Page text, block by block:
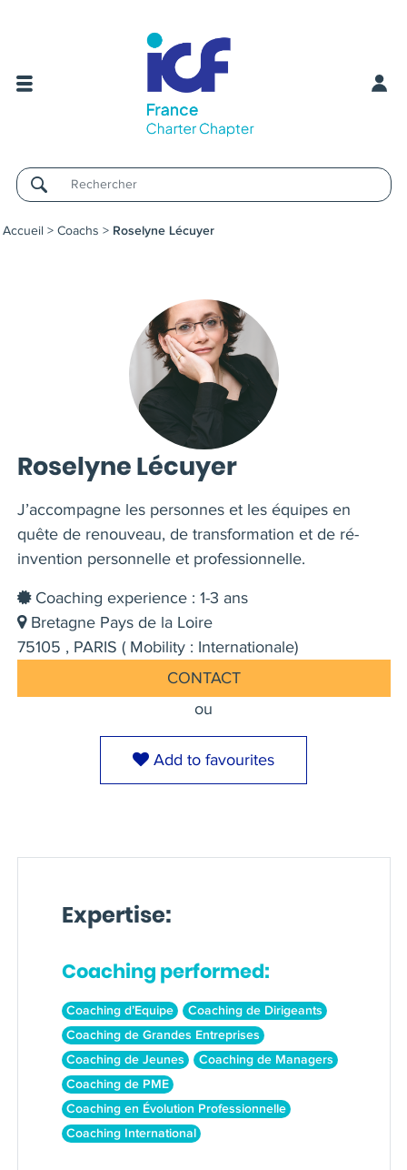
Username
Accueil > Coachs > Roselyne Lécuyer
Roselyne Lécuyer
J’accompagne les personnes et les équipes en
quête de renouveau, de transformation et de ré-
invention personnelle et professionnelle.
Coaching experience : 1-3 ans
Bretagne Pays de la Loire
75105 , PARIS ( Mobility : Internationale)
CONTACT
ou
Add to favourites
Expertise:
Coaching performed:
Coaching d’Equipe
Coaching de Dirigeants
Coaching de Grandes Entreprises
Coaching de Jeunes
Coaching de Managers
Coaching de PME
Coaching en Évolution Professionnelle
Coaching International